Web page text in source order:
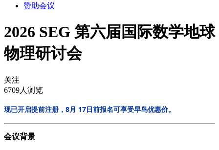
赞助会议
2026 SEG 第六届国际数学地球
物理研讨会
关注
6709人浏览
现已开启提前注册， 8月 17日前报名可享受早鸟优惠价。
会议背景